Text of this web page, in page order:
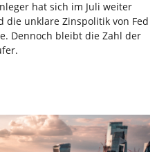
hat sich im Juli weiter
die unklare Zinspolitik von Fed
Dennoch bleibt die Zahl der